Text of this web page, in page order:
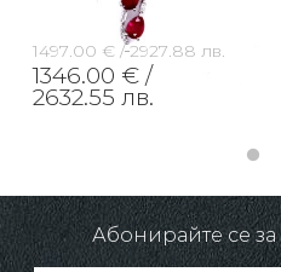
1497.00 € / 2927.88 лв.
1346.00 € /
2632.55 лв.
Абонирайте се